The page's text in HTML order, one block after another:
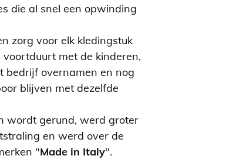
die al snel een opwinding
zorg voor elk kledingstuk
met de kinderen,
bedrijf overnamen en nog
blijven met dezelfde
wordt gerund, werd groter
en werd over de
"Made in Italy".